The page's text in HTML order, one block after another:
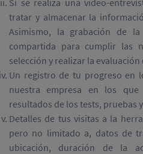
Si se realiza una video-
tratar y almacenar la
Asimismo, la grabación de
compartida para cumplir las
selección y realizar la
Un registro de tu progreso en
nuestra empresa en los
resultados de los tests, pruebas
Detalles de tus visitas a la
pero no limitado a, datos de
ubicación, duración de la